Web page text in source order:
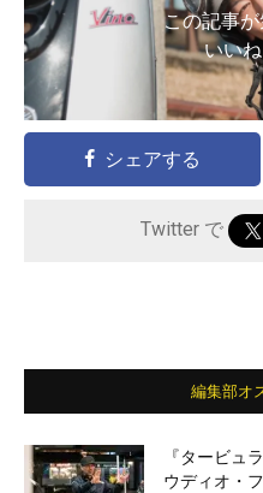
この記事
いい
シェアする
Twitter で
編集部オ
『タービュ
ウディオ・